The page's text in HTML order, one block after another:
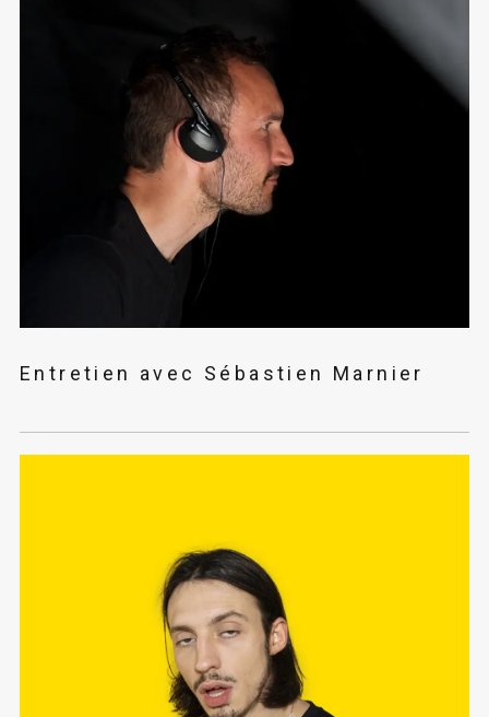
Entretien avec Sébastien Marnier